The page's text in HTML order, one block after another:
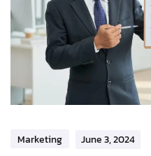
Marketing June 3, 2024